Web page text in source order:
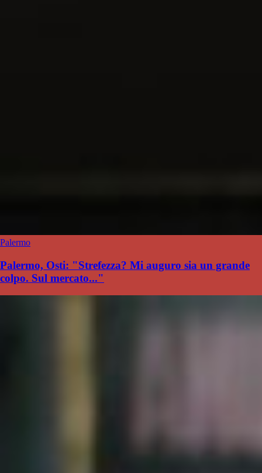
Palermo
Palermo, Osti: "Strefezza? Mi auguro sia un grande
colpo. Sul mercato..."